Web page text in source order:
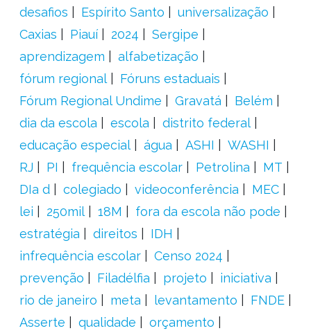
desafios
Espírito Santo
universalização
Caxias
Piauí 2024
Sergipe
aprendizagem
alfabetização
fórum regional
Fóruns estaduais
Fórum Regional Undime
Gravatá
Belém
dia da escola
escola
distrito federal
educação especial
água ASHI
WASHI
RJ
PI frequência escolar Petrolina
MT
DIa d
colegiado videoconferência
MEC
lei
250mil 18M
fora da escola não pode
estratégia
direitos
IDH
infrequência escolar
Censo 2024
prevenção
Filadélfia projeto
iniciativa
rio de janeiro
meta levantamento
FNDE
Asserte
qualidade
orçamento